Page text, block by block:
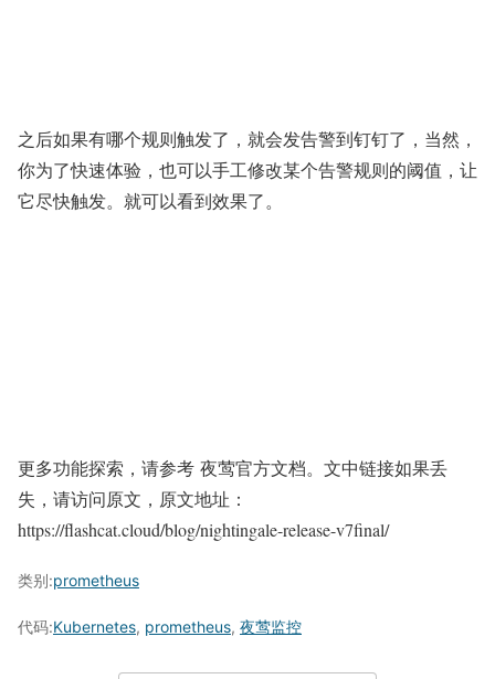
之后如果有哪个规则触发了，就会发告警到钉钉了，当然，
你为了快速体验，也可以手工修改某个告警规则的阈值，让
它尽快触发。就可以看到效果了。
更多功能探索，请参考 夜莺官方文档。文中链接如果丢
失，请访问原文，原文地址：
https://flashcat.cloud/blog/nightingale-release-v7final/
类别:prometheus
代码:Kubernetes, prometheus, 夜莺监控